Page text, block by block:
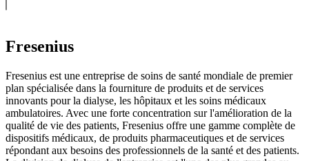
Fresenius
Fresenius est une entreprise de soins de santé mondiale de premier
plan spécialisée dans la fourniture de produits et de services
innovants pour la dialyse, les hôpitaux et les soins médicaux
ambulatoires. Avec une forte concentration sur l'amélioration de la
qualité de vie des patients, Fresenius offre une gamme complète de
dispositifs médicaux, de produits pharmaceutiques et de services
répondant aux besoins des professionnels de la santé et des patients.